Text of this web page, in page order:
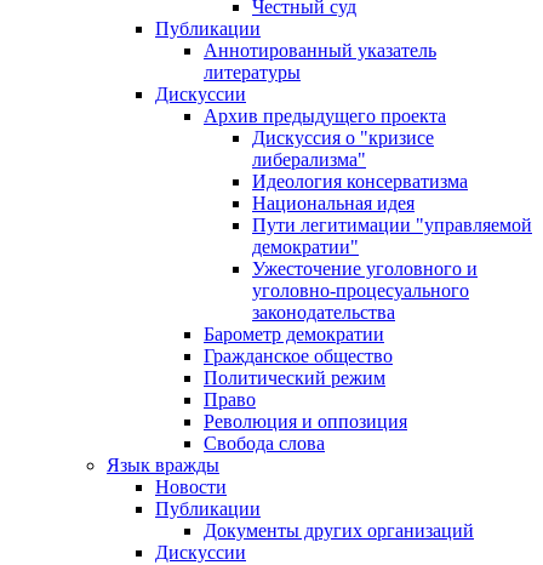
Честный суд
Публикации
Аннотированный указатель
литературы
Дискуссии
Архив предыдущего проекта
Дискуссия о "кризисе
либерализма"
Идеология консерватизма
Национальная идея
Пути легитимации "управляемой
демократии"
Ужесточение уголовного и
уголовно-процесуального
законодательства
Барометр демократии
Гражданское общество
Политический режим
Право
Революция и оппозиция
Свобода слова
Язык вражды
Новости
Публикации
Документы других организаций
Дискуссии